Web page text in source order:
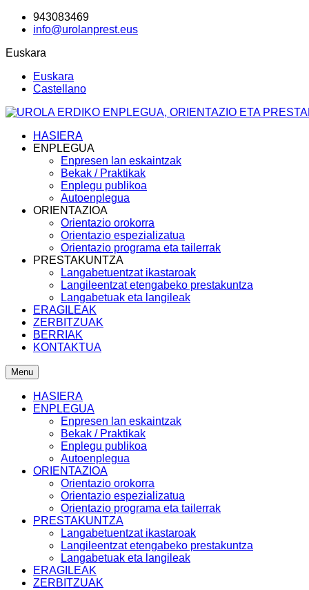
943083469
info@urolanprest.eus
Euskara
Euskara
Castellano
HASIERA
ENPLEGUA
Enpresen lan eskaintzak
Bekak / Praktikak
Enplegu publikoa
Autoenplegua
ORIENTAZIOA
Orientazio orokorra
Orientazio espezializatua
Orientazio programa eta tailerrak
PRESTAKUNTZA
Langabetuentzat ikastaroak
Langileentzat etengabeko prestakuntza
Langabetuak eta langileak
ERAGILEAK
ZERBITZUAK
BERRIAK
KONTAKTUA
Menu
HASIERA
ENPLEGUA
Enpresen lan eskaintzak
Bekak / Praktikak
Enplegu publikoa
Autoenplegua
ORIENTAZIOA
Orientazio orokorra
Orientazio espezializatua
Orientazio programa eta tailerrak
PRESTAKUNTZA
Langabetuentzat ikastaroak
Langileentzat etengabeko prestakuntza
Langabetuak eta langileak
ERAGILEAK
ZERBITZUAK